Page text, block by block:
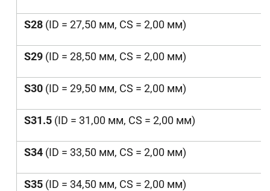
S28 (ID = 27,50 мм, CS = 2,00 мм)
S29 (ID = 28,50 мм, CS = 2,00 мм)
S30 (ID = 29,50 мм, CS = 2,00 мм)
S31.5 (ID = 31,00 мм, CS = 2,00 мм)
S34 (ID = 33,50 мм, CS = 2,00 мм)
S35 (ID = 34,50 мм, CS = 2,00 мм)